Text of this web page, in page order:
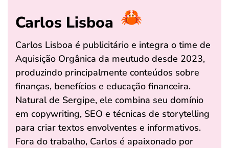
Carlos Lisboa
Carlos Lisboa é publicitário e integra o time de
Aquisição Orgânica da meutudo desde 2023,
produzindo principalmente conteúdos sobre
finanças, benefícios e educação financeira.
Natural de Sergipe, ele combina seu domínio
em copywriting, SEO e técnicas de storytelling
para criar textos envolventes e informativos.
Fora do trabalho, Carlos é apaixonado por